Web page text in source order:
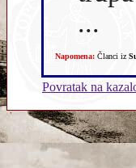
...
Napomena: Članci iz
Povratak na